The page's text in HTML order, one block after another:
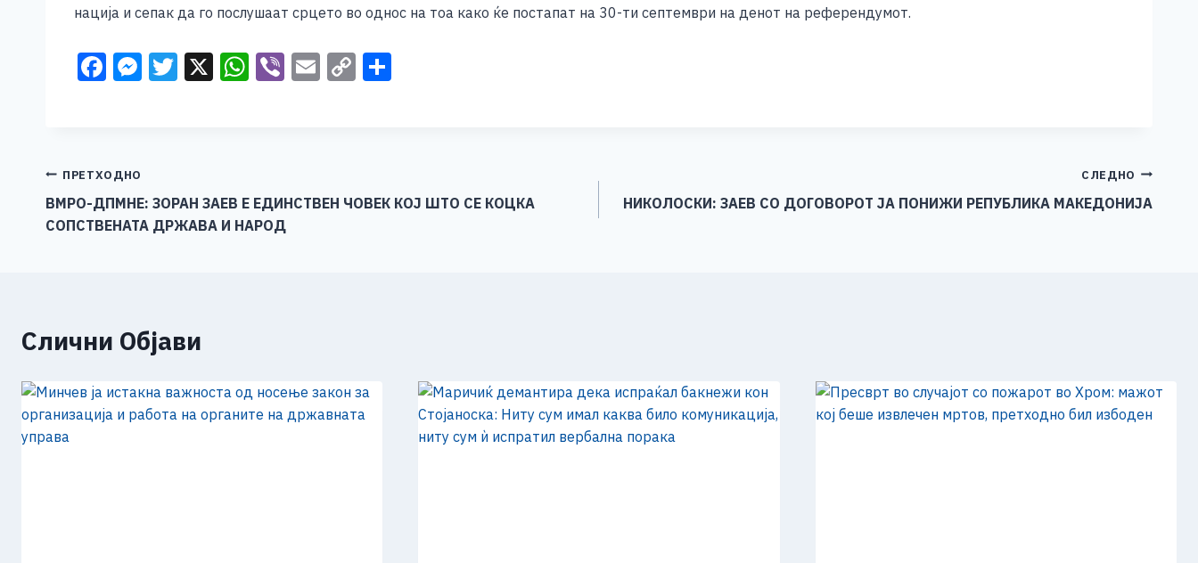
нација и сепак да го послушаат срцето во однос на тоа како ќе постапат на 30-ти септември на денот на референдумот.
F
b
o
o
M
g
er
T X W
p
p
Vi E C
n
Навигација
на
ПРЕТХОДНО
ВМРО-ДПМНЕ: ЗОРАН ЗАЕВ Е ЕДИНСТВЕН ЧОВЕК КОЈ ШТО СЕ КОЦКА
СОПСТВЕНАТА ДРЖАВА И НАРОД
СЛЕДНО
НИКОЛОСКИ: ЗАЕВ СО ДОГОВОРОТ ЈА ПОНИЖИ РЕПУБЛИКА МАКЕДОНИЈА
Слични Објави